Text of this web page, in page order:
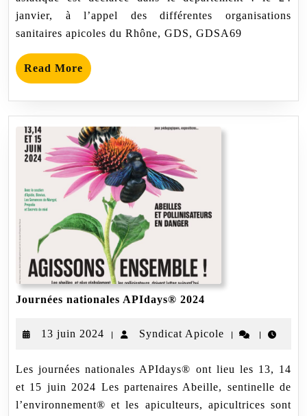
et
la
Métropole
janvier, à l’appel des différentes organisations
sanitaires apicoles du Rhône, GDS, GDSA69
Read More Read
More
Journées nationales APIdays® 2024
2024
13 juin 2024
13
2024
| Syndicat Apicole
Syndicat
| |
Les journées nationales APIdays® ont lieu les 13, 14
et 15 juin 2024 Les partenaires Abeille, sentinelle de
l’environnement® et les apiculteurs, apicultrices sont